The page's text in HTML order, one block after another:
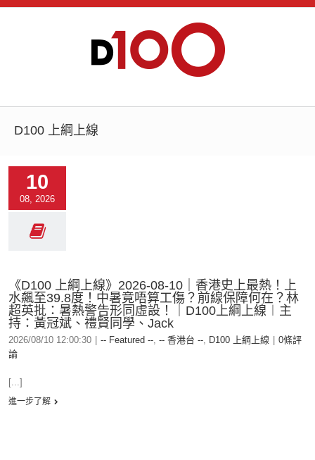
D100 上綱上線
10
08, 2026
《D100 上綱上線》2026-08-10｜香港史上最熱！上
水飆至39.8度！中暑竟唔算工傷？前線保障何在？林
超英批：暑熱警告形同虛設！｜D100上綱上線︱主
持：黃冠斌、禮賢同學、Jack
2026/08/10 12:00:30 -- Featured --, -- 香港台 --, D100 上綱上線
0條評
論
[...]
進一步了解